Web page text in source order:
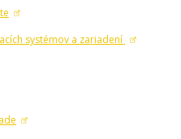
systémov a zariadení